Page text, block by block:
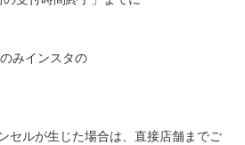
みインスタの
セルが生じた場合は、直接店舗までご